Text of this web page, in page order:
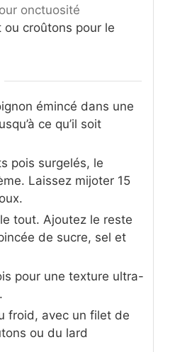
onctuosité
croûtons pour le
émincé dans une
ce qu’il soit
pois surgelés, le
Laissez mijoter 15
tout. Ajoutez le reste
de sucre, sel et
pour une texture ultra-
froid, avec un filet de
ou du lard